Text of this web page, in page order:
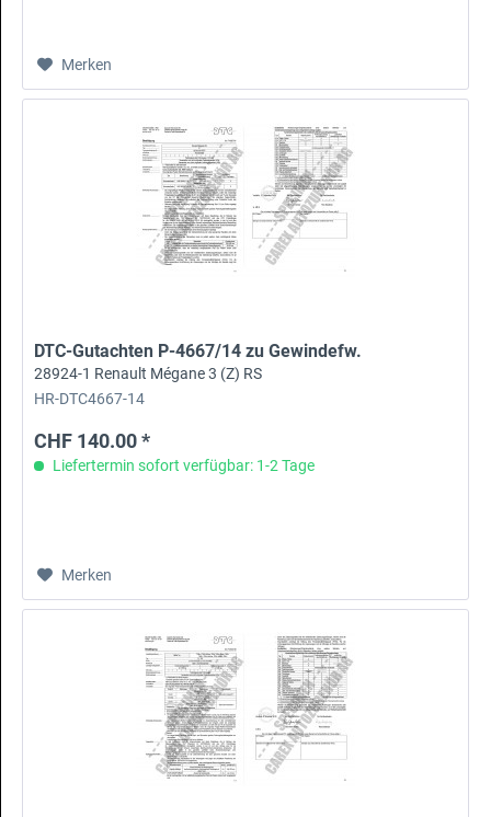
Merken
DTC-Gutachten P-4667/14 zu Gewindefw.
28924-1 Renault Mégane 3 (Z) RS
HR-DTC4667-14
CHF 140.00 *
Liefertermin sofort verfügbar: 1-2 Tage
Merken